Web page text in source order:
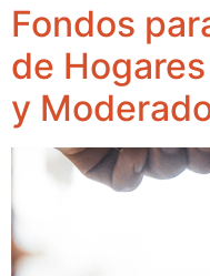
Fondos
de
y